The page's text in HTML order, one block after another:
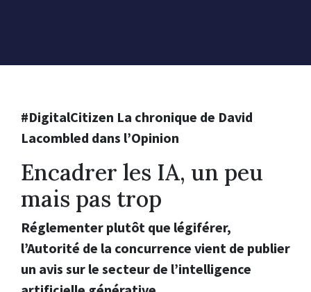
#DigitalCitizen La chronique de David
Lacombled dans l’Opinion
Encadrer les IA, un peu
mais pas trop
Réglementer plutôt que légiférer,
l’Autorité de la concurrence vient de publier
un avis sur le secteur de l’intelligence